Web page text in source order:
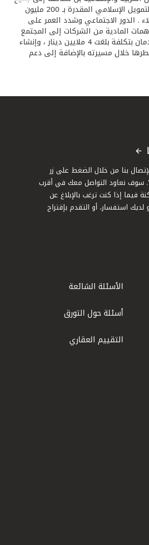
دول العالم . وأوضح بأن هناك مجالا واسعا لأن تقدم تمويلات مشتركة بين البنوك الإسلامية والتقليدية كما حدث في مشروع إيكويت حيث قاد "بيتك " شريحة التمويل الإسلامي المقدرة بـ 200 مليون
. الدور الاجتماعي وشدد العمر على
المادية من الشركات إلى المجتمع
إلا أنه يتعين الاستمرار بالتواجد مع المجتمع من خلال أساليب مختلفة. وعدد المشاريع التي أنجزها "بيتك" في خدمة المجتمع ومنها إنشاء مستشفى علاج الإدمان بتكلفة بلغت 4 ملايين دينار ، وإنشاء
سطرها خلال مسيرته بالإضافة إلى دعم
بنا من خلال الضغط على زر
سوف نعاود التواصل معك في أقرب
فيما إذا كنت ترغب بالإبلاغ عن
استفسار، أو التقدم بإقتراح
الأسئلة الشائعة
أسئلة حول التورق
التقييم العقاري